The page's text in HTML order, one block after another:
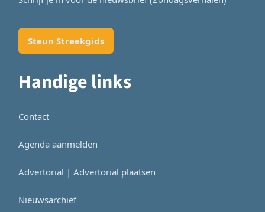
Steun Streekgids
Handige links
Contact
Agenda aanmelden
Advertorial | Advertorial plaatsen
Nieuwsarchief